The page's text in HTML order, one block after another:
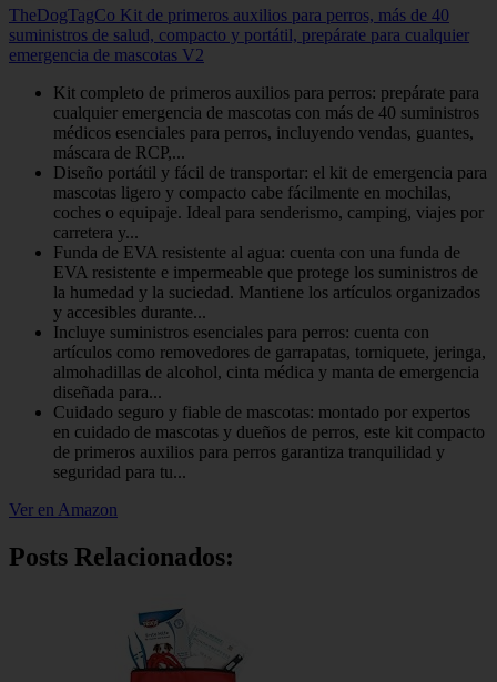
TheDogTagCo Kit de primeros auxilios para perros, más de 40
suministros de salud, compacto y portátil, prepárate para cualquier
emergencia de mascotas V2
Kit completo de primeros auxilios para perros: prepárate para
cualquier emergencia de mascotas con más de 40 suministros
médicos esenciales para perros, incluyendo vendas, guantes,
máscara de RCP,...
Diseño portátil y fácil de transportar: el kit de emergencia para
mascotas ligero y compacto cabe fácilmente en mochilas,
coches o equipaje. Ideal para senderismo, camping, viajes por
carretera y...
Funda de EVA resistente al agua: cuenta con una funda de
EVA resistente e impermeable que protege los suministros de
la humedad y la suciedad. Mantiene los artículos organizados
y accesibles durante...
Incluye suministros esenciales para perros: cuenta con
artículos como removedores de garrapatas, torniquete, jeringa,
almohadillas de alcohol, cinta médica y manta de emergencia
diseñada para...
Cuidado seguro y fiable de mascotas: montado por expertos
en cuidado de mascotas y dueños de perros, este kit compacto
de primeros auxilios para perros garantiza tranquilidad y
seguridad para tu...
Ver en Amazon
Posts Relacionados: